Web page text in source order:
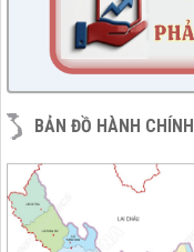
75/TB-HĐND
Thông báo Kết quả
trực HĐND huyện,
76/KH-HĐND
huyện khóa XXI,
các tỉnh phía Nam
lượt xem: 8001 | lượt
6/KH-BPC
BẢN ĐỒ HÀNH CHÍNH